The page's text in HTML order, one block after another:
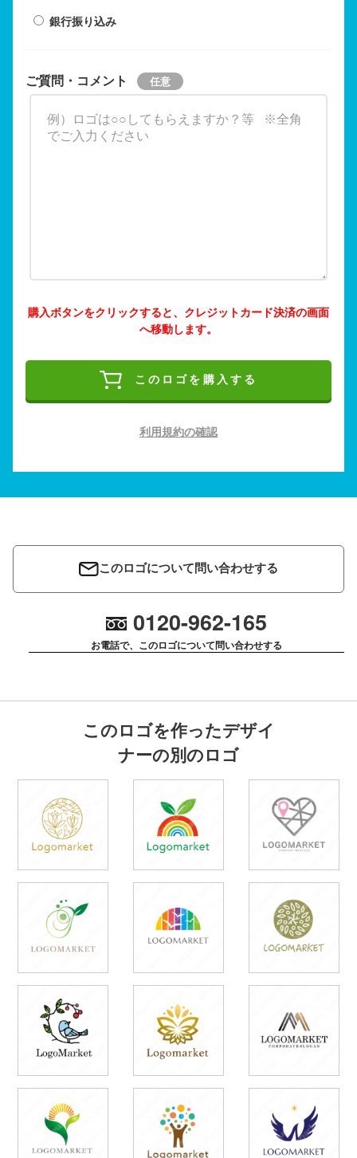
銀行振り込み
ご質問・コメント
購入ボタンをクリックすると、クレジットカード決済の画面
へ移動します。
このロゴを購入する
利用規約の確認
このロゴについて問い合わせする
0120-962-165
お電話で、このロゴについて問い合わせする
このロゴを作ったデザイ
ナーの別のロゴ